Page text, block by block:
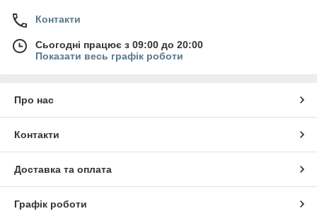
Контакти
Сьогодні працює з 09:00 до 20:00
Показати весь графік роботи
Про нас
Контакти
Доставка та оплата
Графік роботи